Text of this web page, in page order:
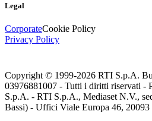
Legal
CorporateCookie Policy
Privacy Policy
Copyright © 1999-2026 RTI S.p.A.
03976881007 - Tutti i diritti riservati -
S.p.A. - RTI S.p.A., Mediaset N.V.,
Bassi) - Uffici Viale Europa 46,